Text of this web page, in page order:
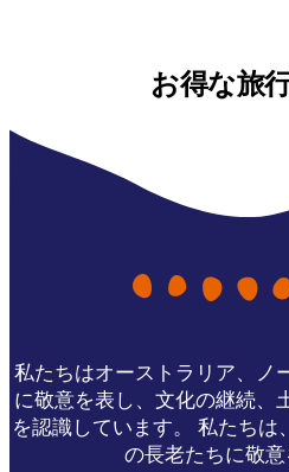
お得な旅
私たちはオーストラリア、ノ
に敬意を表し、文化の継続、
を認識しています。 私たち
の長老たちに敬意